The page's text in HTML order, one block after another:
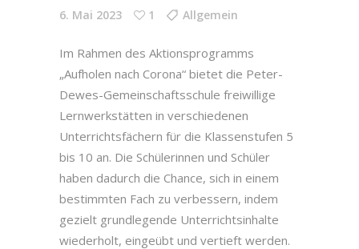
6. Mai 2023 1 Allgemein
Im Rahmen des Aktionsprogramms
„Aufholen nach Corona“ bietet die Peter-
Dewes-Gemeinschaftsschule freiwillige
Lernwerkstätten in verschiedenen
Unterrichtsfächern für die Klassenstufen 5
bis 10 an. Die Schülerinnen und Schüler
haben dadurch die Chance, sich in einem
bestimmten Fach zu verbessern, indem
gezielt grundlegende Unterrichtsinhalte
wiederholt, eingeübt und vertieft werden.